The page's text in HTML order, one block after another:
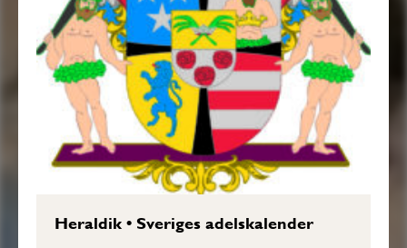
Heraldik•Sveriges adelskalender